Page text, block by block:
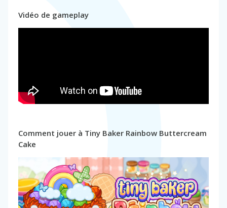
Vidéo de gameplay
Comment jouer à Tiny Baker Rainbow Buttercream
Cake